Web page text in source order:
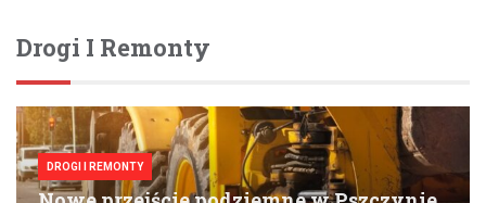
Drogi I Remonty
DROGI I REMONTY